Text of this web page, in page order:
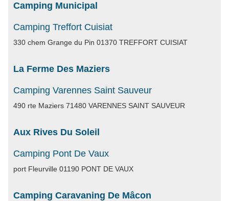
Camping Municipal
Camping Treffort Cuisiat
330 chem Grange du Pin 01370 TREFFORT CUISIAT
La Ferme Des Maziers
Camping Varennes Saint Sauveur
490 rte Maziers 71480 VARENNES SAINT SAUVEUR
Aux Rives Du Soleil
Camping Pont De Vaux
port Fleurville 01190 PONT DE VAUX
Camping Caravaning De Mâcon